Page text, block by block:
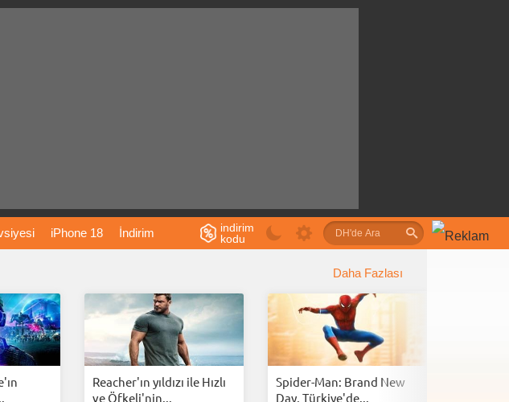
iPhone 18 İndirim
Önerileri Telefon Önerileri
indirim
kodu
Daha Fazlası
Reacher'ın yıldızı ile Hızlı
ve Öfkeli'nin...
Spider-Man: Brand New
Day, Türkiye'de...